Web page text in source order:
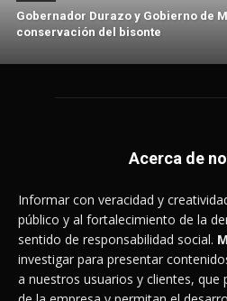
Gobernador Durazo y Gobierno de
conservación del bisonte
Acerca de
Informar con veracidad y
público y al fortalecimiento de la
sentido de responsabilidad social.
investigar para presentar
a nuestros usuarios y clientes,